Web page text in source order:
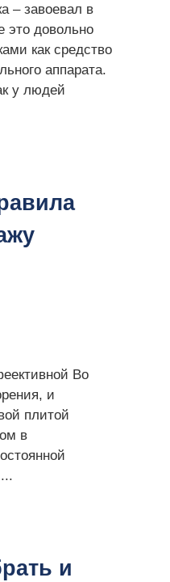
– завоевал в
это довольно
как средство
аппарата.
у людей
Во
и
плитой
в
и